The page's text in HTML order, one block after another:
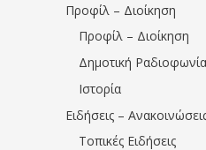
Προφίλ – Διοίκηση
Προφίλ – Διοίκηση
Δημοτική Ραδιοφωνία
Ιστορία
Ειδήσεις –
Τοπικές Ειδήσεις